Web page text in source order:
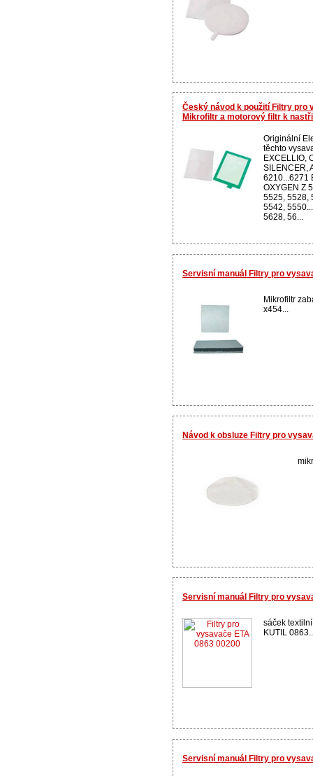
Český návod k použití Filtry pro
Mikrofiltr a motorový filtr k
Originální
těchto
EXCELLIO,
SILENCER,
6210...6271
OXYGEN Z
5525, 5528,
5542,
5628, 56...
Servisní manuál Filtry pro
Mikrofiltr
x454...
Návod k obsluze Filtry pro
Servisní manuál Filtry pro
sáček
KUTIL
Servisní manuál Filtry pro